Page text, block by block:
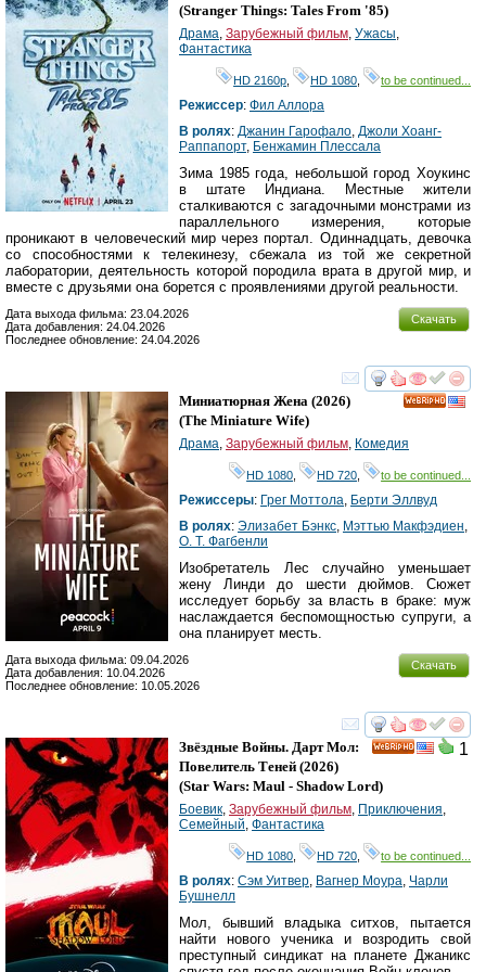
(Stranger Things: Tales From '85)
Драма, Зарубежный фильм, Ужасы,
Фантастика
HD 2160р HD 1080 to be continued...
Режиссер: Фил Аллора
В ролях: Джанин Гарофало, Джоли Хоанг-
Раппапорт, Бенжамин Плессала
Зима 1985 года, небольшой город Хоукинс
в штате Индиана. Местные жители
сталкиваются с загадочными монстрами из
параллельного измерения, которые
проникают в человеческий мир через портал. Одиннадцать, девочка
со способностями к телекинезу, сбежала из той же секретной
лаборатории, деятельность которой породила врата в другой мир, и
вместе с друзьями она борется с проявлениями другой реальности.
Скачать
Дата выхода фильма: 23.04.2026
Дата добавления: 24.04.2026
Последнее обновление: 24.04.2026
смотреть
Миниатюрная Жена (2026)
(The Miniature Wife)
Драма, Зарубежный фильм, Комедия
HD 1080 HD 720 to be continued...
Режиссеры: Грег Моттола, Берти Эллвуд
В ролях: Элизабет Бэнкс, Мэттью Макфэдиен,
О. Т. Фагбенли
Изобретатель Лес случайно уменьшает
жену Линди до шести дюймов. Сюжет
исследует борьбу за власть в браке: муж
наслаждается беспомощностью супруги, а
она планирует месть.
Скачать
Дата выхода фильма: 09.04.2026
Дата добавления: 10.04.2026
Последнее обновление: 10.05.2026
смотреть
1
Звёздные Войны. Дарт Мол:
Повелитель Теней (2026)
(Star Wars: Maul - Shadow Lord)
Боевик, Зарубежный фильм, Приключения,
Семейный, Фантастика
HD 1080 HD 720 to be continued...
В ролях: Сэм Уитвер, Вагнер Моура, Чарли
Бушнелл
Мол, бывший владыка ситхов, пытается
найти нового ученика и возродить свой
преступный синдикат на планете Джаникс